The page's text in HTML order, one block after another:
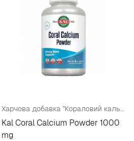
Харчова добавка "Кораловий кальцій"
Kal Coral Calcium Powder 1000
mg